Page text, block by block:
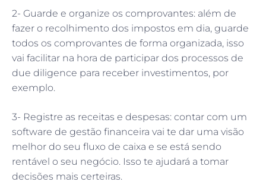
2- Guarde e organize os comprovantes: além de
fazer o recolhimento dos impostos em dia, guarde
todos os comprovantes de forma organizada, isso
vai facilitar na hora de participar dos processos de
due diligence para receber investimentos, por
exemplo.
3- Registre as receitas e despesas: contar com um
software de gestão financeira vai te dar uma visão
melhor do seu fluxo de caixa e se está sendo
rentável o seu negócio. Isso te ajudará a tomar
decisões mais certeiras.